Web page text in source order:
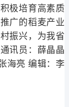
极培育高素质
广的稻麦产业
振兴，为我省
讯员：薛晶晶
海亮 编辑：李